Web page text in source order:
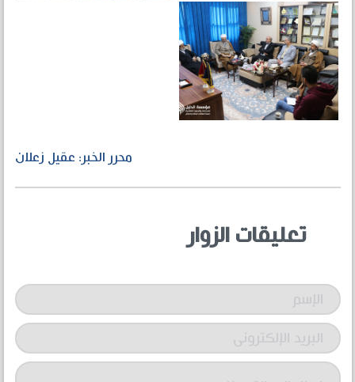
محرر الخبر: عقيل زعلان
تعليقات الزوار